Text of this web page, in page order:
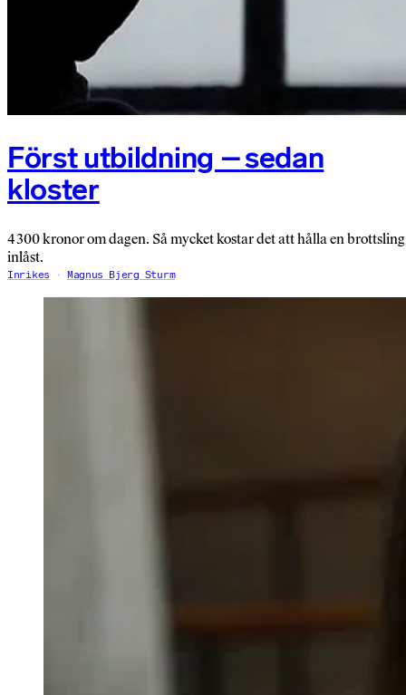
Först utbildning – sedan
kloster
4 300 kronor om dagen. Så mycket kostar det att hålla en brottsling
inlåst.
Inrikes Magnus Bjerg Sturm